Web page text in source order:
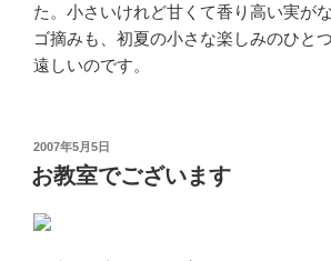
た。小さいけれど甘くて香り高い実が
ゴ摘みも、初夏の小さな楽しみのひと
遠しいのです。
投
稿
日:
2007年5月5日
お教室でございます